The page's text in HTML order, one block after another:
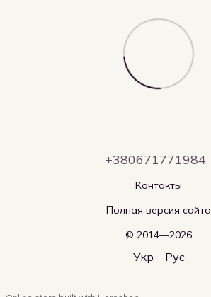
+380671771984
Контакты
Полная версия сайта
© 2014—2026
Укр Рус